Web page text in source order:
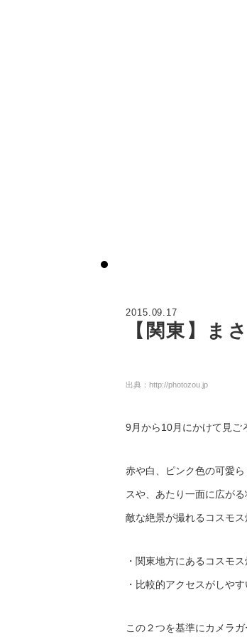
2015.09.17
【関東】ま
出典： http://photozou.jp
9月から10月にかけて見ご
赤や白、ピンク色の可愛
スや、あたり一面に広が
敵な絶景が撮れるコスモ
・関東地方にあるコスモス
・比較的アクセスがしや
この２つを基準にカメラ